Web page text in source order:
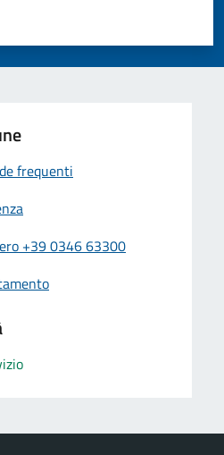
su 5
su 5
frequenti
+39 0346 63300